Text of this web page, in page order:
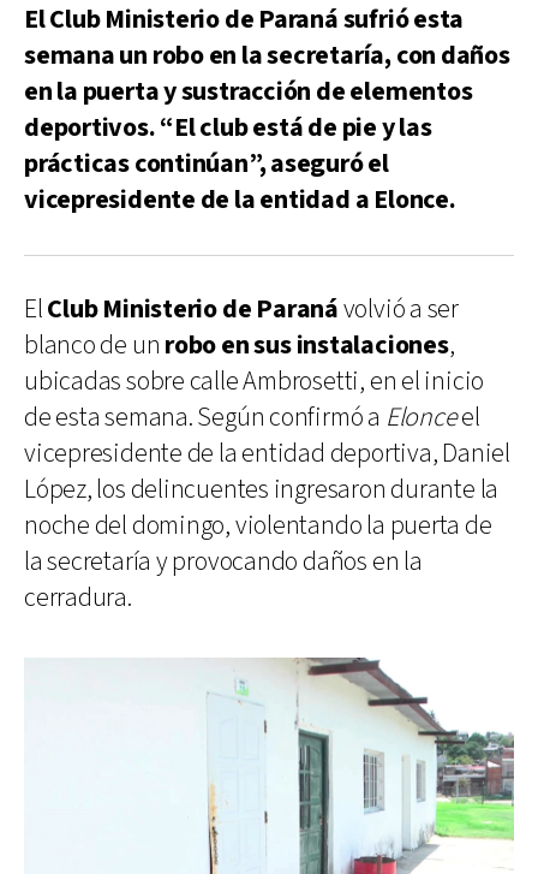
El Club Ministerio de Paraná sufrió esta
semana un robo en la secretaría, con daños
en la puerta y sustracción de elementos
deportivos. “El club está de pie y las
prácticas continúan”, aseguró el
vicepresidente de la entidad a Elonce.
ElClub Ministerio de Paranávolvió a ser
blanco de un robo en sus instalaciones,
ubicadas sobre calle Ambrosetti, en el inicio
de esta semana. Según confirmó a Elonceel
vicepresidente de la entidad deportiva, Daniel
López, los delincuentes ingresaron durante la
noche del domingo, violentando la puerta de
la secretaría y provocando daños en la
cerradura.